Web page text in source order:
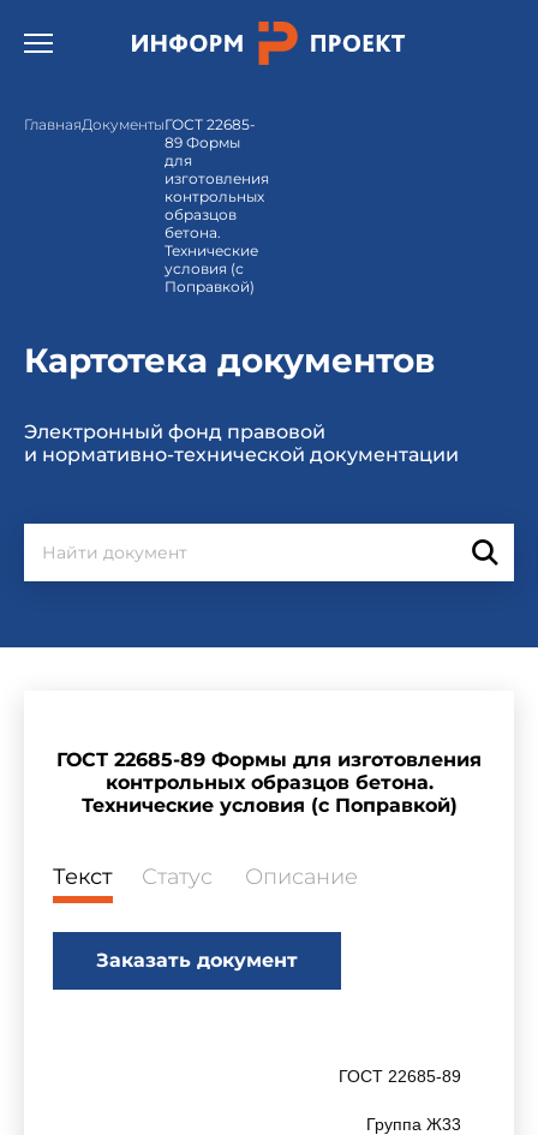
Открыть бургер меню.
ГлавнаяДокументыГОСТ 22685-
89 Формы
для
изготовления
контрольных
образцов
бетона.
Технические
условия (с
Поправкой)
Картотека документов
Электронный фонд правовой
и нормативно-технической документации
ГОСТ 22685-89 Формы для изготовления
контрольных образцов бетона.
Технические условия (с Поправкой)
Текст Статус Описание
Заказать документ
ГОСТ 22685-89
Группа Ж33